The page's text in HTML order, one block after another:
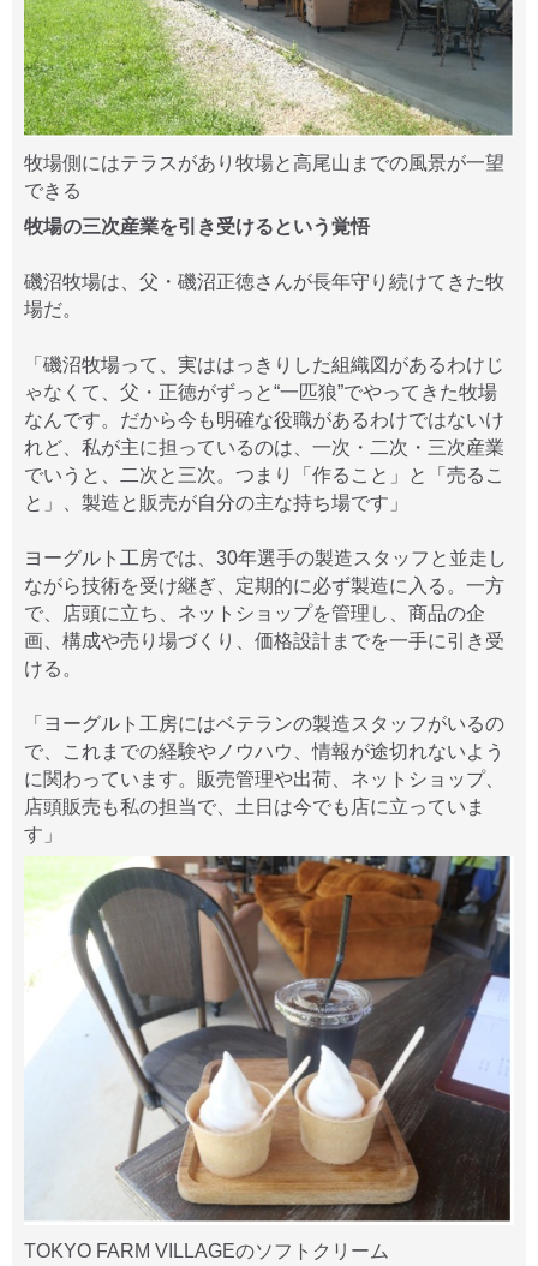
牧場側にはテラスがあり牧場と高尾山までの風景が一望
できる
牧場の三次産業を引き受けるという覚悟
磯沼牧場は、父・磯沼正徳さんが長年守り続けてきた牧
場だ。
「磯沼牧場って、実ははっきりした組織図があるわけじ
ゃなくて、父・正徳がずっと“一匹狼”でやってきた牧場
なんです。だから今も明確な役職があるわけではないけ
れど、私が主に担っているのは、一次・二次・三次産業
でいうと、二次と三次。つまり「作ること」と「売るこ
と」、製造と販売が自分の主な持ち場です」
ヨーグルト工房では、30年選手の製造スタッフと並走し
ながら技術を受け継ぎ、定期的に必ず製造に入る。一方
で、店頭に立ち、ネットショップを管理し、商品の企
画、構成や売り場づくり、価格設計までを一手に引き受
ける。
「ヨーグルト工房にはベテランの製造スタッフがいるの
で、これまでの経験やノウハウ、情報が途切れないよう
に関わっています。販売管理や出荷、ネットショップ、
店頭販売も私の担当で、土日は今でも店に立っていま
す」
TOKYO FARM VILLAGEのソフトクリーム